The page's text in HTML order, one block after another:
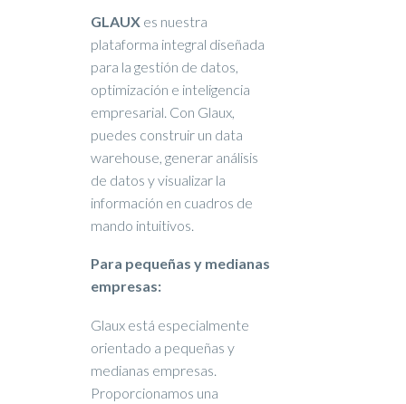
GLAUX es nuestra
plataforma integral diseñada
para la gestión de datos,
optimización e inteligencia
empresarial. Con Glaux,
puedes construir un data
warehouse, generar análisis
de datos y visualizar la
información en cuadros de
mando intuitivos.
Para pequeñas y medianas
empresas:
Glaux está especialmente
orientado a pequeñas y
medianas empresas.
Proporcionamos una